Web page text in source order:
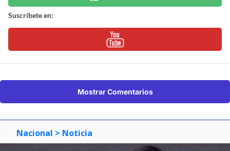
Suscríbete en:
Mostrar Comentarios
Nacional > Noticia